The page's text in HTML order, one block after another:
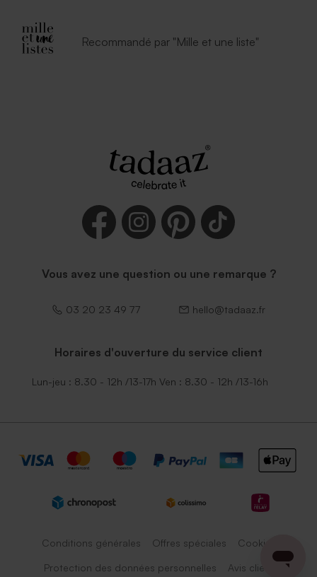
Enveloppe blanche
autocollante
Recommandé par "Mille et une liste"
Vous avez une question ou une remarque ?
03 20 23 49 77 hello@tadaaz.fr
Horaires d'ouverture du service client
Lun-jeu : 8.30 - 12h /13-17h Ven : 8.30 - 12h /13-16h
Conditions générales Offres spéciales Cookies
Protection des données personnelles Avis client